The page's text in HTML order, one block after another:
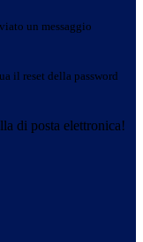
un messaggio
il reset della password
di posta elettronica!